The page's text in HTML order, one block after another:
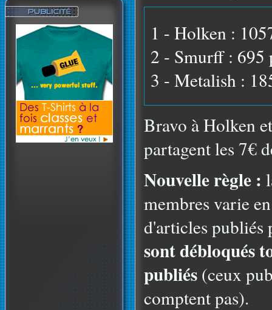
1 - Holken :
2 - Smurff : 695
3 - Metalish :
Bravo à Holken
partagent les 7€
Nouvelle règle :
membres varie
d'articles publiés
sont débloqués
publiés (ceux
comptent pas).